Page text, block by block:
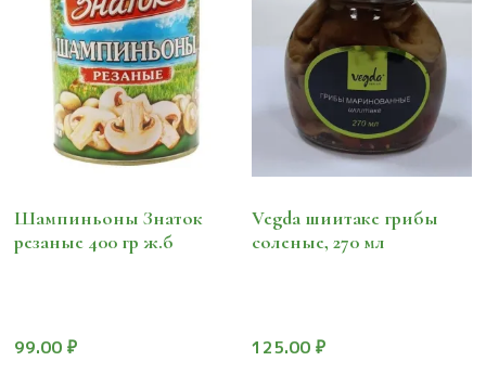
Шампиньоны Знаток
резаные 400 гр ж.б
99.00 ₽
Vegda шиитаке грибы
соленые, 270 мл
125.00₽